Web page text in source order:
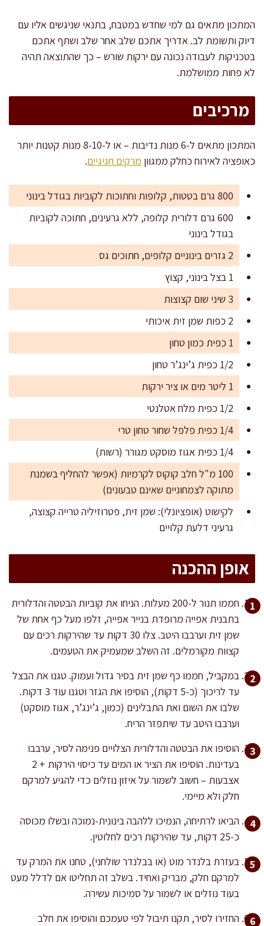
המתכון מתאים גם למי שחדש במטבח, בתנאי שניגשים אליו עם
דיוק ותשומת לב. אדריך אתכם שלב אחר שלב ושתף אתכם
בטכניקות לעבודה נכונה עם ירקות שורש – כך שהתוצאה תהיה
לא פחות ממושלמת.
מרכיבים
המתכון מתאים ל-6 מנות נדיבות – או ל-8-10 מנות קטנות יותר
כאופציה לאירוח כחלק ממגוון מרקים חגיגיים.
800 גרם בטטות, קלופות וחתוכות לקוביות בגודל בינוני
600 גרם דלורית קלופה, ללא גרעינים, חתוכה לקוביות
בגודל בינוני
2 גזרים בינוניים קלופים, חתוכים גס
1 בצל בינוני, קצוץ
3 שיני שום קצוצות
2 כפות שמן זית איכותי
1 כפית כמון טחון
1/2 כפית ג’ינג’ר טחון
1 ליטר מים או ציר ירקות
1/2 כפית מלח אטלנטי
1/4 כפית פלפל שחור טחון טרי
1/4 כפית אגוז מוסקט מגורר (רשות)
100 מ"ל חלב קוקוס לקרמיות (אפשר להחליף בשמנת
מתוקה לצמחוניים שאינם טבעונים)
לקישוט (אופציונלי): שמן זית, פטרוזיליה טרייה קצוצה,
גרעיני דלעת קלויים
אופן ההכנה
חממו תנור ל-200 מעלות. הניחו את קוביות הבטטה והדלורית
בתבנית אפייה מרופדת בנייר אפייה, זלפו מעל כף אחת של
שמן זית וערבבו היטב. צלו 30 דקות עד שהירקות רכים עם
קצוות מקורמלים. זה השלב שמעמיק את הטעמים.
במקביל, חממו כף שמן זית בסיר גדול ועמוק. טגנו את הבצל
עד לריכוך (כ-5 דקות), הוסיפו את הגזר וטגנו עוד 3 דקות.
שלבו את השום ואת התבלינים (כמון, ג’ינג’ר, אגוז מוסקט)
וערבבו היטב עד שיתפזר הריח.
הוסיפו את הבטטה והדלורית הצלויים פנימה לסיר, ערבבו
בעדינות. הוסיפו את הציר או המים עד כיסוי הירקות + 2
אצבעות – חשוב לשמור על איזון נוזלים כדי להגיע למרקם
חלק ולא מיימי.
הביאו לרתיחה, הנמיכו ללהבה בינונית-נמוכה ובשלו מכוסה
כ-25 דקות, עד שהירקות רכים לחלוטין.
בעזרת בלנדר מוט (או בבלנדר שולחני), טחנו את המרק עד
למרקם חלק, מבריק ואחיד. בשלב זה תחליטו אם לדלל מעט
בעוד נוזלים או לשמור על סמיכות עשירה.
החזירו לסיר, תקנו תיבול לפי טעמכם והוסיפו את חלב